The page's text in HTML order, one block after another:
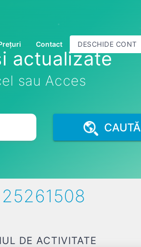
Contact DESCHIDE CONT
actualizate
sau Acces
CAUTĂ
DE ACTIVITATE